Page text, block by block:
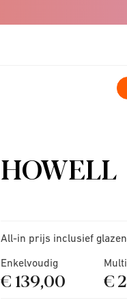
HOWELL
All-in prijs inclusief
Enkelvoudig
€ 139,00 €